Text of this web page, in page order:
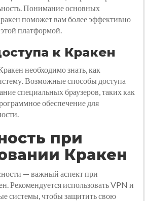
Понимание основных
поможет вам более эффективно
платформой.
к Кракен
необходимо знать, как
Возможные способы доступа
специальных браузеров, таких как
обеспечение для
при
Кракен
— важный аспект при
Рекомендуется использовать VPN и
системы, чтобы защитить свою